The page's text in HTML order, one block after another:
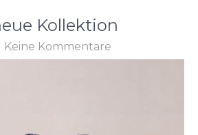
Kollektion
Keine Kommentare